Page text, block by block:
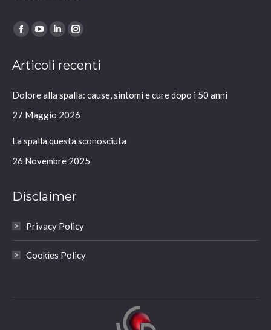
Ci puoi trovare su:
Facebook
opens
new
window
YouTube
opens
new
window
Linkedin
opens
new
window
Instagram
opens
new
window
Articoli recenti
Dolore alla spalla: cause, sintomi e cure dopo i 50 anni
27 Maggio 2026
La spalla questa sconosciuta
26 Novembre 2025
Disclaimer
Privacy Policy
Cookies Policy